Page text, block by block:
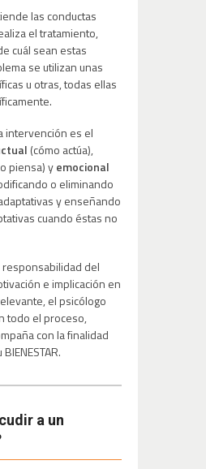
las conductas
el tratamiento,
cuál sean estas
se utilizan unas
u otras, todas ellas
intervención es el
(cómo actúa),
piensa) yemocional
o eliminando
y enseñando
cuando éstas no
responsabilidad del
e implicación en
el psicólogo
todo el proceso,
con la finalidad
a un